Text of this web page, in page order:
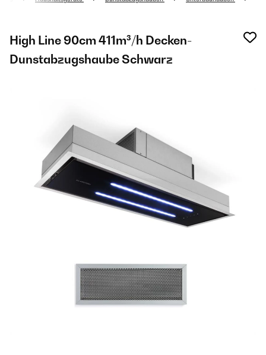
High Line 90cm 411m³/h Decken-
Dunstabzugshaube Schwarz